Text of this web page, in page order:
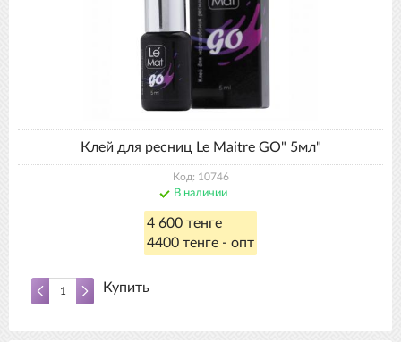
Клей для ресниц Le Maitre GO" 5мл"
Код: 10746
В наличии
4 600 тенге
4400 тенге - опт